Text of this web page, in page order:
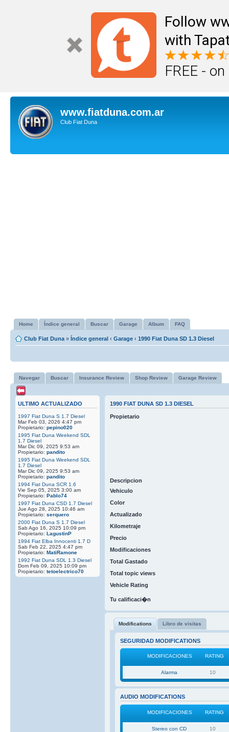
Follow
with
FREE -
www.fiatduna.com.ar
Club Fiat Duna
Home Índice general Buscar Garage Album FAQ
Club Fiat Duna » Índice general ‹ Garage ‹ 1990 Fiat Duna SD 1.3 Diesel
Navegar Buscar Insurance Review Shop Review Garage Review
ULTIMO ACTUALIZADO
1997 Fiat Duna S 1.7 Diesel
Mar Feb 03, 2026 4:47 pm
Propietario: pepino020
1995 Fiat Duna Weekend SDL
1.7 Diesel
Mar Dic 09, 2025 9:53 am
Propietario: pandito
1995 Fiat Duna Weekend SDL
1.7 Diesel
Mar Dic 09, 2025 9:53 am
Propietario: pandito
1994 Fiat Duna SCR 1.6
Vie Sep 05, 2025 3:00 am
Propietario: Pablo74
1997 Fiat Duna CSD 1.7 Diesel
Jue Ago 28, 2025 10:46 am
Propietario: serquero
2000 Fiat Duna S 1.7 Diesel
Sab Ago 16, 2025 10:09 pm
Propietario: LagustinP
1994 Fiat Elba Innocenti 1.7 D
Sab Feb 22, 2025 4:47 pm
Propietario: MatiRamone
1992 Fiat Duna SDL 1.3 Diesel
Dom Feb 09, 2025 10:09 pm
Propietario: tetoelectrico70
1990 FIAT DUNA SD 1.3 DIESEL
Propietario
Descripcion
Vehiculo
Color
Actualizado
Kilometraje
Precio
Modificaciones
Total Gastado
Total topic views
Vehicle Rating
Tu calificaci�n
Modifications Libro de visitas
SEGURIDAD MODIFICATIONS
MODIFICACIONES RATING
Alarma 10
AUDIO MODIFICATIONS
MODIFICACIONES RATING
Stereo con CD 10